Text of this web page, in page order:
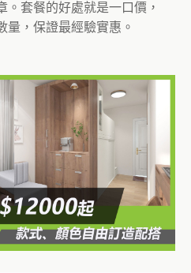
。套餐的好處就是一口價，
量，保證最經驗實惠。